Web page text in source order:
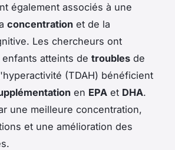
également associés à une
concentration et de la
Les chercheurs ont
atteints de troubles de
(TDAH) bénéficient
en EPA et DHA.
une meilleure concentration,
et une amélioration des